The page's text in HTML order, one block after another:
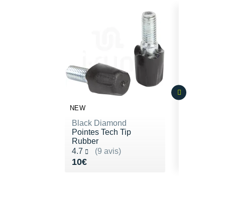
NEW
Black Diamond
Pointes Tech Tip
Rubber
4.7
(9 avis)
Noté 4.7 sur 5
10€
Vendu 10€